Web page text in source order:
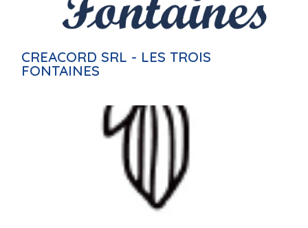
CREACORD SRL - LES TROIS
FONTAINES